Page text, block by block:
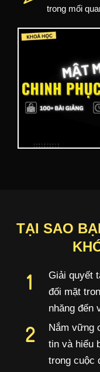
trong mối
TẠI SAO
Giải quyết
đối mặt
nhăng đến
Nắm vững
tin và hiểu
trong cuộc